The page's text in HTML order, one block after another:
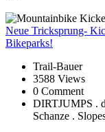
Neue Tricksprung-
Bikeparks!
Trail-Bauer
3588 Views
0 Comment
DIRTJUMPS .
Schanze .